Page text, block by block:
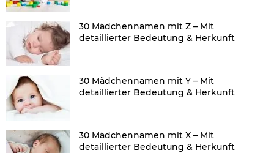
30 Mädchennamen mit Z – Mit
detaillierter Bedeutung & Herkunft
30 Mädchennamen mit Y – Mit
detaillierter Bedeutung & Herkunft
30 Mädchennamen mit X – Mit
detaillierter Bedeutung & Herkunft